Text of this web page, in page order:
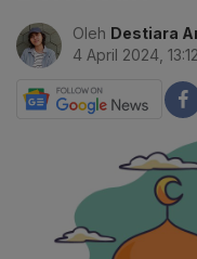
Oleh Destiara
4 April 2024, 13:12